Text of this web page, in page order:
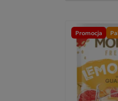
Promocja